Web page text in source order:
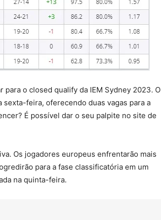
o closed qualify da IEM Sydney 2023. O
feira, oferecendo duas vagas para a
É possível dar o seu palpite no site de
Os jogadores europeus enfrentarão mais
para a fase classificatória em um
na quinta-feira.